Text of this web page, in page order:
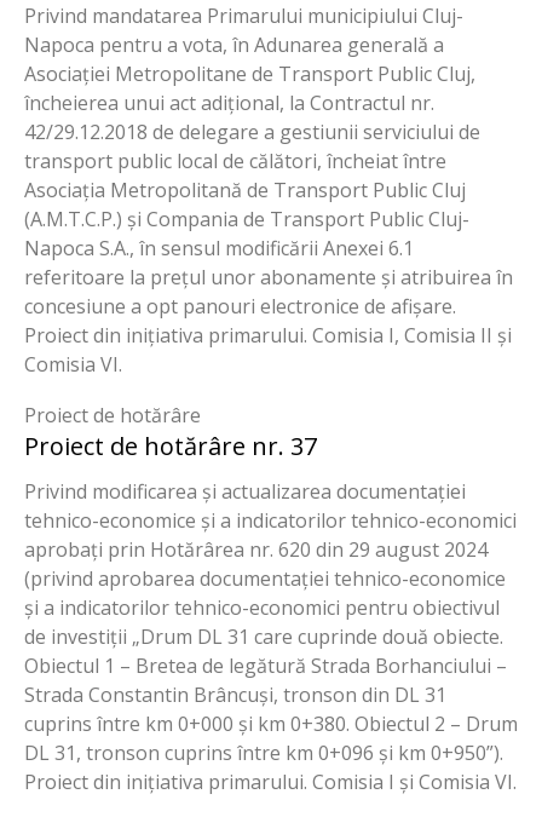
Privind mandatarea Primarului municipiului Cluj-
Napoca pentru a vota, în Adunarea generală a
Asociației Metropolitane de Transport Public Cluj,
încheierea unui act adițional, la Contractul nr.
42/29.12.2018 de delegare a gestiunii serviciului de
transport public local de călători, încheiat între
Asociația Metropolitană de Transport Public Cluj
(A.M.T.C.P.) și Compania de Transport Public Cluj-
Napoca S.A., în sensul modificării Anexei 6.1
referitoare la prețul unor abonamente și atribuirea în
concesiune a opt panouri electronice de afișare.
Proiect din inițiativa primarului. Comisia I, Comisia II și
Comisia VI.
Proiect de hotărâre
Proiect de hotărâre nr. 37
Privind modificarea și actualizarea documentației
tehnico-economice și a indicatorilor tehnico-economici
aprobați prin Hotărârea nr. 620 din 29 august 2024
(privind aprobarea documentației tehnico-economice
și a indicatorilor tehnico-economici pentru obiectivul
de investiții „Drum DL 31 care cuprinde două obiecte.
Obiectul 1 – Bretea de legătură Strada Borhanciului –
Strada Constantin Brâncuși, tronson din DL 31
cuprins între km 0+000 și km 0+380. Obiectul 2 – Drum
DL 31, tronson cuprins între km 0+096 și km 0+950”).
Proiect din inițiativa primarului. Comisia I și Comisia VI.